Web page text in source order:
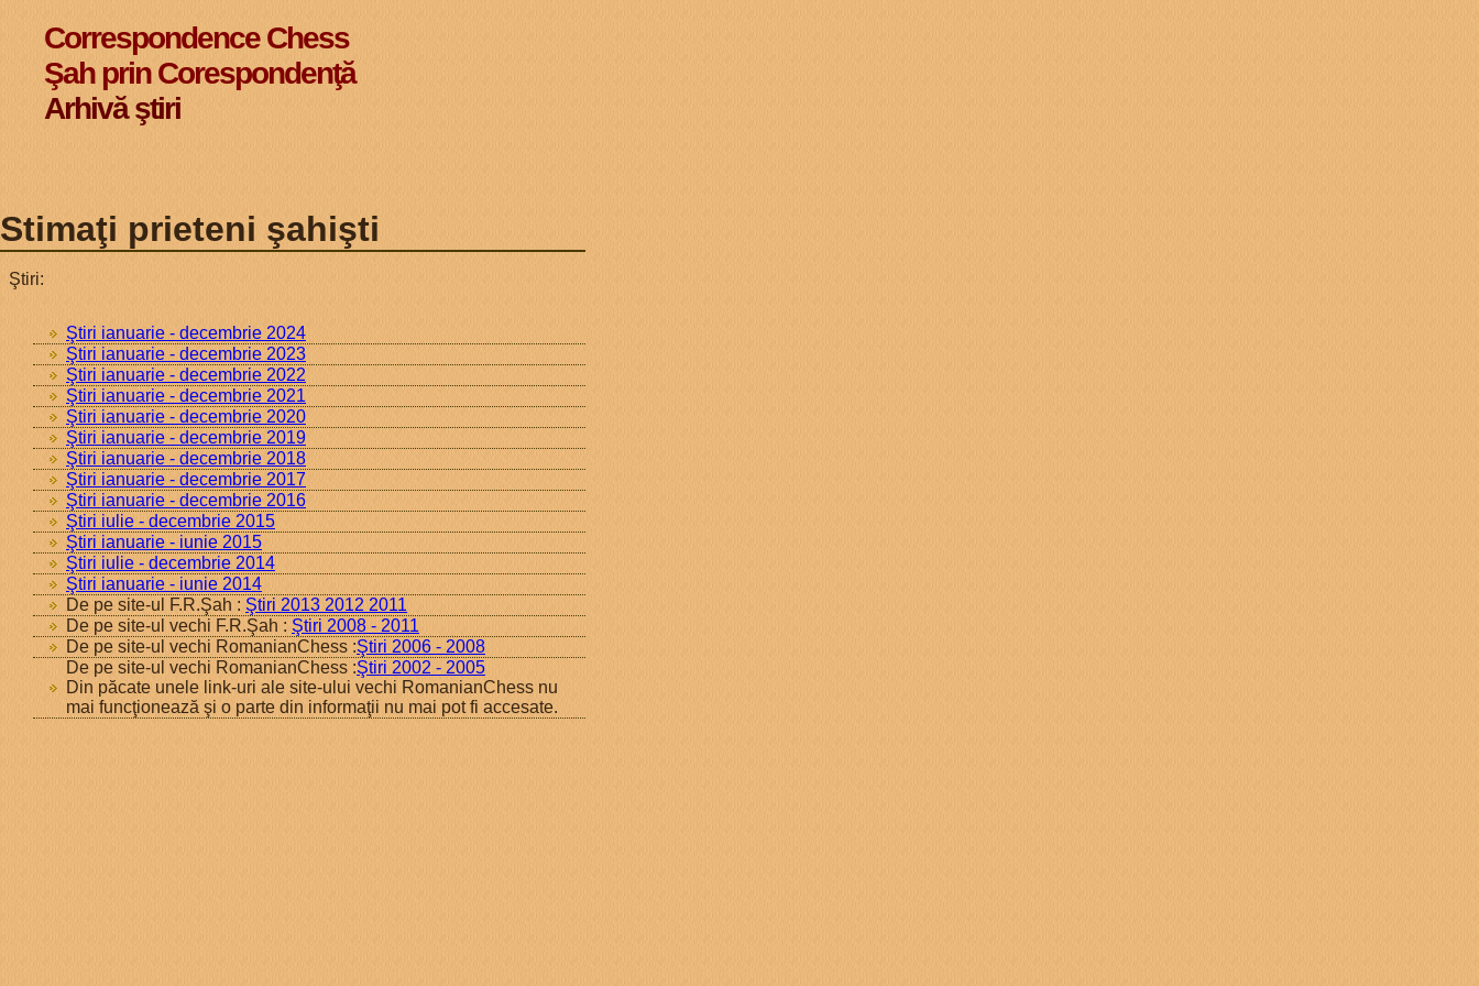
Correspondence Chess
Şah prin Corespondenţă
Arhivă ştiri
Stimaţi prieteni şahişti
Ştiri:
Ştiri ianuarie - decembrie 2024
Ştiri ianuarie - decembrie 2023
Ştiri ianuarie - decembrie 2022
Ştiri ianuarie - decembrie 2021
Ştiri ianuarie - decembrie 2020
Ştiri ianuarie - decembrie 2019
Ştiri ianuarie - decembrie 2018
Ştiri ianuarie - decembrie 2017
Ştiri ianuarie - decembrie 2016
Ştiri iulie - decembrie 2015
Ştiri ianuarie - iunie 2015
Ştiri iulie - decembrie 2014
Ştiri ianuarie - iunie 2014
De pe site-ul F.R.Şah : Ştiri 2013 2012 2011
De pe site-ul vechi F.R.Şah : Ştiri 2008 - 2011
De pe site-ul vechi RomanianChess :Ştiri 2006 - 2008
De pe site-ul vechi RomanianChess :Ştiri 2002 - 2005
Din păcate unele link-uri ale site-ului vechi RomanianChess nu
mai funcţionează şi o parte din informaţii nu mai pot fi accesate.